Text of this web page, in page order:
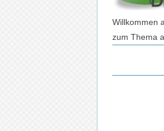
Willkommen
zum Thema